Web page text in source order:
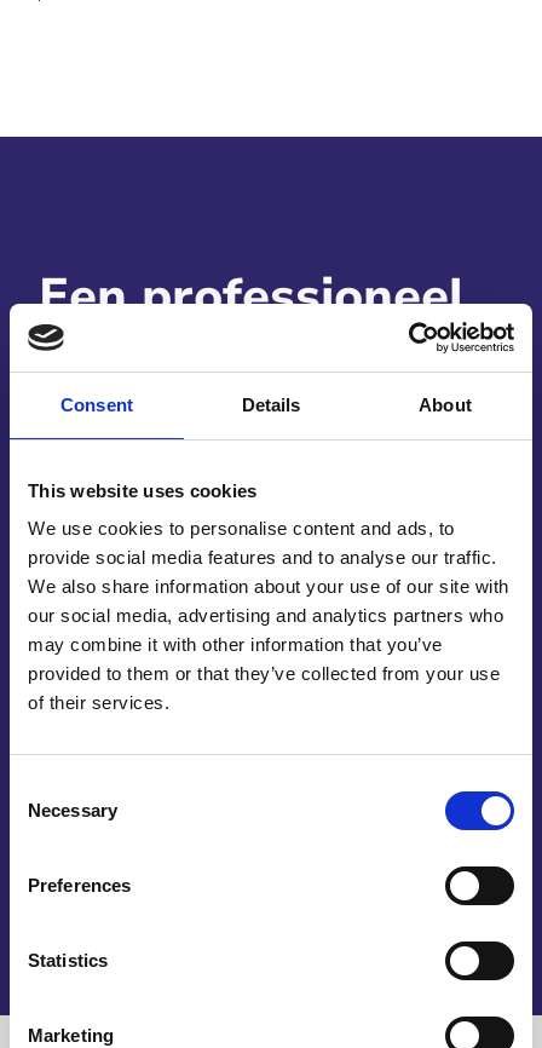
Consent Details About
This website uses cookies
We use cookies to personalise content and ads, to
provide social media features and to analyse our traffic.
We also share information about your use of our site with
our social media, advertising and analytics partners who
may combine it with other information that you’ve
provided to them or that they’ve collected from your use
of their services.
Selection
Necessary
Preferences
Statistics
Marketing
Een professioneel
reclamepaneel
laten maken
moet dit natuurlijk aan heel wat voorwaarden
voldoen. Wij zorgen ervoor dat uw paneel er straks
helemaal perfect uitziet. Dat de kleuren van het
paneel afspatten, dat het perfect op maat is en dat
het er ook altijd mooi uit blijft zien. Dankzij de
materialen die wij gebruiken hoeft u er niet bang
voor te zijn dat het beeld op het doek gaat
vervagen. Dat zou namelijk niet echt een goede
mensen werken met veel kennis en ervaring op dit
gebied? U hoeft hier dan alleen maar even contact